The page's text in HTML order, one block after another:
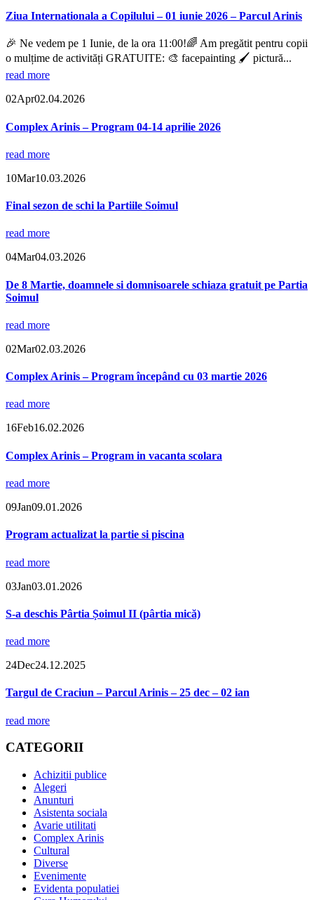
Ziua Internationala a Copilului – 01 iunie 2026 – Parcul Arinis
🎉 Ne vedem pe 1 Iunie, de la ora 11:00!🌈 Am pregătit pentru copii
o mulțime de activități GRATUITE: 🎨 facepainting 🖌️ pictură...
read more
02Apr02.04.2026
Complex Arinis – Program 04-14 aprilie 2026
read more
10Mar10.03.2026
Final sezon de schi la Partiile Soimul
read more
04Mar04.03.2026
De 8 Martie, doamnele si domnisoarele schiaza gratuit pe Partia
Soimul
read more
02Mar02.03.2026
Complex Arinis – Program începând cu 03 martie 2026
read more
16Feb16.02.2026
Complex Arinis – Program in vacanta scolara
read more
09Jan09.01.2026
Program actualizat la partie si piscina
read more
03Jan03.01.2026
S-a deschis Pârtia Șoimul II (pârtia mică)
read more
24Dec24.12.2025
Targul de Craciun – Parcul Arinis – 25 dec – 02 ian
read more
CATEGORII
Achizitii publice
Alegeri
Anunturi
Asistenta sociala
Avarie utilitati
Complex Arinis
Cultural
Diverse
Evenimente
Evidenta populatiei